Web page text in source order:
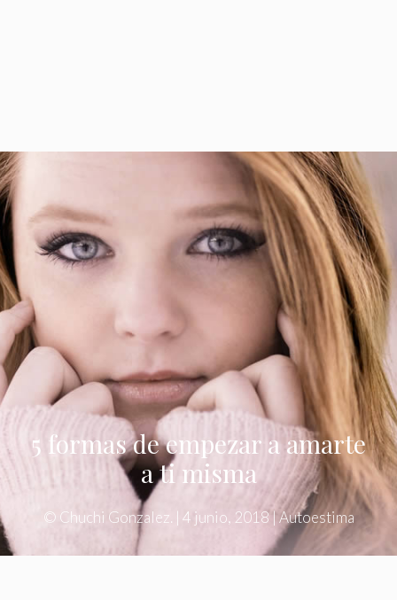
5 formas de empezar a amarte
a ti misma
© Chuchi Gonzalez. 4 junio, 2018| Autoestima